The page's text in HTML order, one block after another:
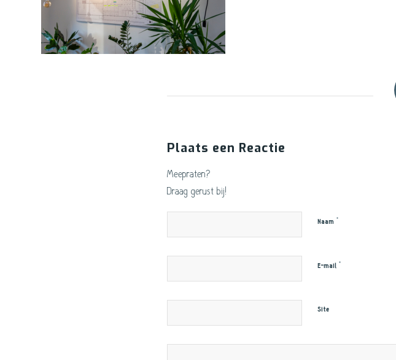
Plaats een Reactie
Meepraten?
Draag gerust bij!
Naam *
E-mail *
Site